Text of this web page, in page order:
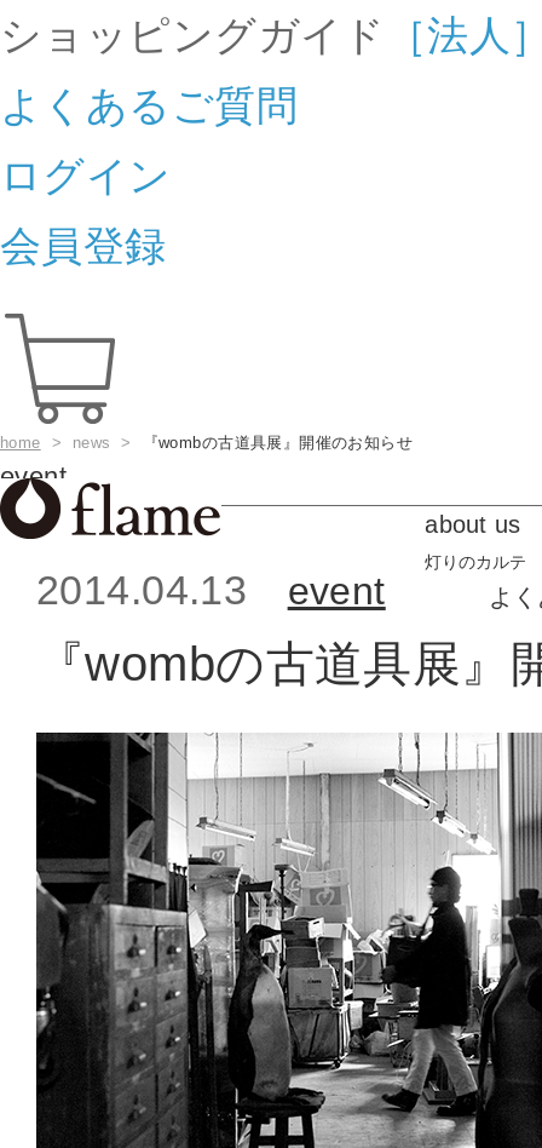
ショッピングガイド
［法人
よくあるご質問
ログイン
会員登録
home > news > 『wombの古道具展』開催のお知らせ
about us
灯りのカルテ
よ
event
2014.04.13 event
『wombの古道具展』